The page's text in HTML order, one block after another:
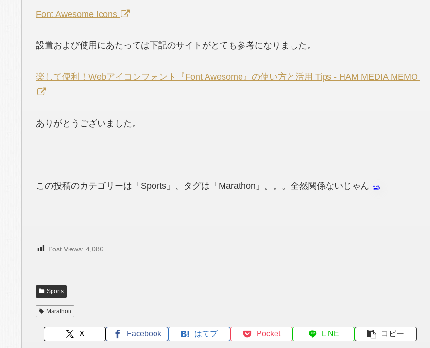
Font Awesome Icons
設置および使用にあたっては下記のサイトがとても参考になりました。
楽して便利！Webアイコンフォント『Font Awesome』の使い方と活用 Tips - HAM MEDIA MEMO
ありがとうございました。
この投稿のカテゴリーは「Sports」、タグは「Marathon」。。。全然関係ないじゃん
Post Views: 4,086
Sports
Marathon
X Facebook はてブ Pocket LINE コピー